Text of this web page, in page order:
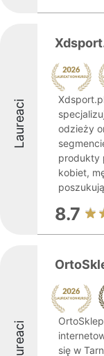
Laureaci
odzieży
produkty
kobiet,
8.7
Laureaci
się w